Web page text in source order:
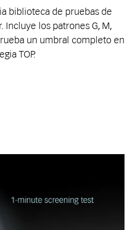
biblioteca de pruebas de
Incluye los patrones G, M,
un umbral completo en
TOP.